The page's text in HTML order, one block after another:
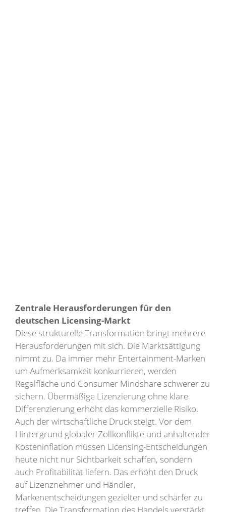
Zentrale Herausforderungen für den
deutschen Licensing-Markt
Diese strukturelle Transformation bringt mehrere
Herausforderungen mit sich. Die Marktsättigung
nimmt zu. Da immer mehr Entertainment-Marken
um Aufmerksamkeit konkurrieren, werden
Regalfläche und Consumer Mindshare schwerer zu
sichern. Übermäßige Lizenzierung ohne klare
Differenzierung erhöht das kommerzielle Risiko.
Auch der wirtschaftliche Druck steigt. Vor dem
Hintergrund globaler Zollkonflikte und anhaltender
Kosteninflation müssen Licensing-Entscheidungen
heute nicht nur Sichtbarkeit schaffen, sondern
auch Profitabilität liefern. Das erhöht den Druck
auf Lizenznehmer und Händler,
Markenentscheidungen gezielter und schärfer zu
treffen. Die Transformation des Handels verstärkt